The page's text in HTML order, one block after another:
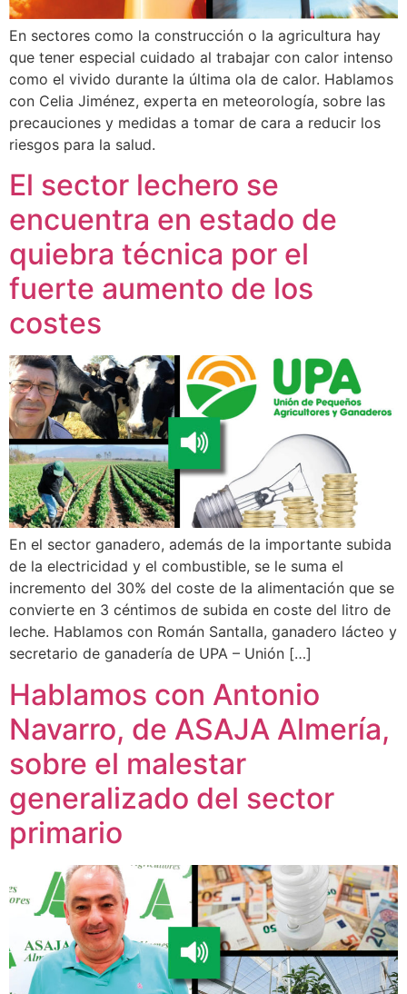
En sectores como la construcción o la agricultura hay
que tener especial cuidado al trabajar con calor intenso
como el vivido durante la última ola de calor. Hablamos
con Celia Jiménez, experta en meteorología, sobre las
precauciones y medidas a tomar de cara a reducir los
riesgos para la salud.
El sector lechero se
encuentra en estado de
quiebra técnica por el
fuerte aumento de los
costes
En el sector ganadero, además de la importante subida
de la electricidad y el combustible, se le suma el
incremento del 30% del coste de la alimentación que se
convierte en 3 céntimos de subida en coste del litro de
leche. Hablamos con Román Santalla, ganadero lácteo y
secretario de ganadería de UPA – Unión […]
Hablamos con Antonio
Navarro, de ASAJA Almería,
sobre el malestar
generalizado del sector
primario